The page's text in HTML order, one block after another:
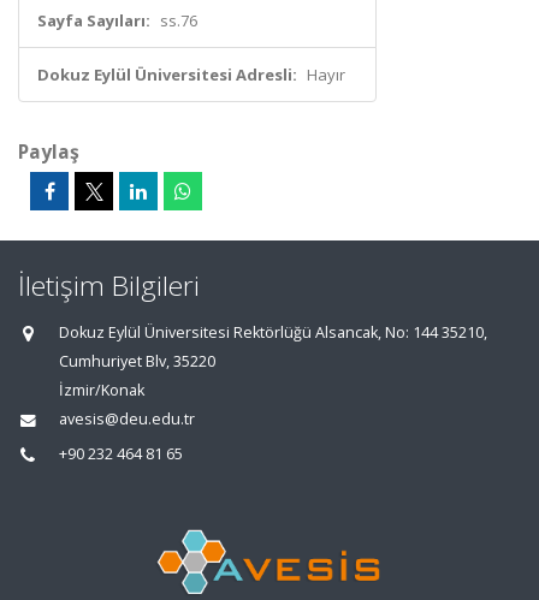
Sayfa Sayıları: ss.76
Dokuz Eylül Üniversitesi Adresli: Hayır
Paylaş
İletişim Bilgileri
Dokuz Eylül Üniversitesi Rektörlüğü Alsancak, No: 144 35210,
Cumhuriyet Blv, 35220
İzmir/Konak
avesis@deu.edu.tr
+90 232 464 81 65